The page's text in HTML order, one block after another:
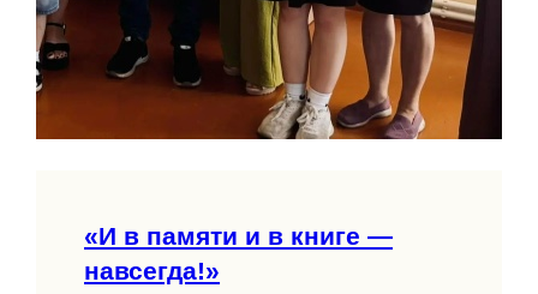
«И в памяти и в книге —
навсегда!»